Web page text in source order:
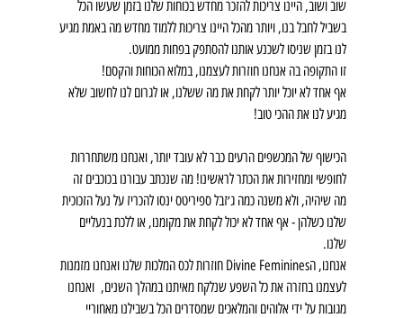
שוב ושוב, היינו צריכות להזכר מחדש בכוחות שלנו בזמן שעשו הכל
בשביל לחבל בנו, ויותר מהכל היינו צריכות ללמוד מחדש מה באמת מגיע
לנו בזמן שניסו לשכנע אותנו להסתפק בפחות ממועט.
זו התקופה בה אנחנו חוזרות לעצמנו, במלוא הכוחות והקסם!
אף אחד לא יוכל יותר לקחת את מה ששלנו, או לגרום לנו לחשוב שלא
מגיע לנו את ההכי טוב!
הכישוף של המכשפים הרעים כבר לא עובד יותר, ואנחנו משתחררות
לחופשי ומחזירות את הכתר לראשינו! מה שנכתב עבורנו בכוכבים זה
מה שיהיה, ולא משנה כמה ג׳זבל ספיריטס ינסו להכריז על נעל הזכוכית
שלנו כשלהן - אף אחד לא יכול לקחת את מקומנו, או ללכת בנעליים
שלנו.
אנחנו, הDivine Feminines חוזרות לכס המלכות שלנו ואנחנו מזמנות
לעצמנו בחזרה את כל השפע שנלקח מאיתנו במהלך השנים,  ואנחנו
מגובות על ידי אלוהים והמלאכים שמסדרים הכל בשבילנו מאחוריי